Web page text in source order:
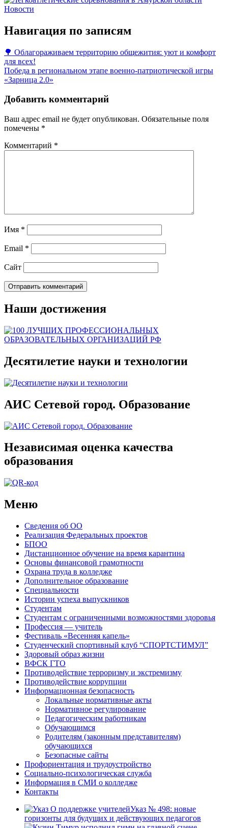
Новости
Навигация по записям
🌳 Облагораживаем территорию общежития: уют и комфорт
для всех!
Победа в региональном этапе военно-патриотической игры
«Зарница 2.0»
Добавить комментарий
Ваш адрес email не будет опубликован. Обязательные поля
помечены *
Комментарий *
Имя *
Email *
Сайт
Наши достижения
Десятилетие науки и технологии
АИС Сетевой город. Образование
Независимая оценка качества
образования
Меню
Сведения об ОО
Реализация Федеральных проектов
БПОО
Дистанционное обучение на время карантина
Основы финансовой грамотности
Охрана труда в колледже
Дополнительное образование
Специальности
Истории успеха выпускников
Студентам
Студентам с ограниченными возможностями здоровья
Профессия — учитель
Фестиваль «Весенняя капель»
Студенческий спортивный клуб “СПОРТСТИМУЛ”
Здоровый образ жизни
ВФСК ГТО
Противодействие терроризму и экстремизму
Противодействие коррупции
Информационная безопасность
Локальные нормативные акты
Нормативное регулирование
Педагогическим работникам
Обучающимся
Родителям (законным представителям)
обучающихся
Безопасные сайты
Профориентация и трудоустройство
Социально-психологическая служба
Информация в СМИ о колледже
Контакты
Указ № 498: новые
горизонты для будущих и действующих педагогов